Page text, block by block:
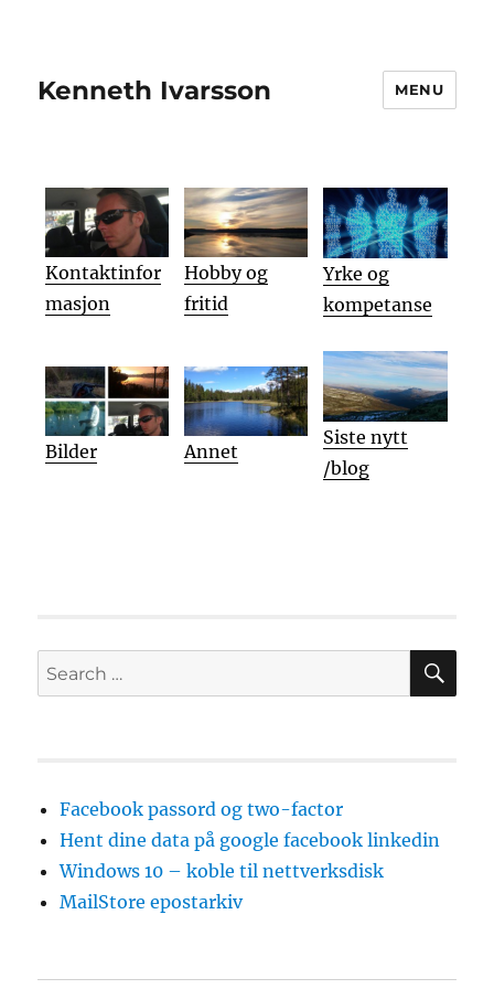
Kenneth Ivarsson MENU
Kontaktinfor
masjon
Hobby og
fritid
Yrke og
kompetanse
Bilder Annet
Siste nytt
/blog
Search
for:
Facebook passord og two-factor
Hent dine data på google facebook linkedin
Windows 10 – koble til nettverksdisk
MailStore epostarkiv